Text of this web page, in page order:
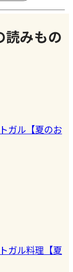
読みもの
ガル【夏のお
ガル料理【夏